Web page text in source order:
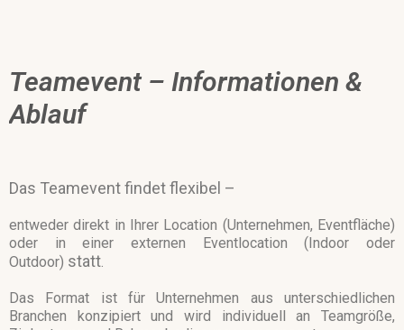
Teamevent – Informationen &
Ablauf
Das Teamevent findet flexibel –
entweder direkt in Ihrer Location (Unternehmen, Eventfläche)
oder in einer externen Eventlocation (Indoor oder
Outdoor) statt.
Das Format ist für Unternehmen aus unterschiedlichen
Branchen konzipiert und wird individuell an Teamgröße,